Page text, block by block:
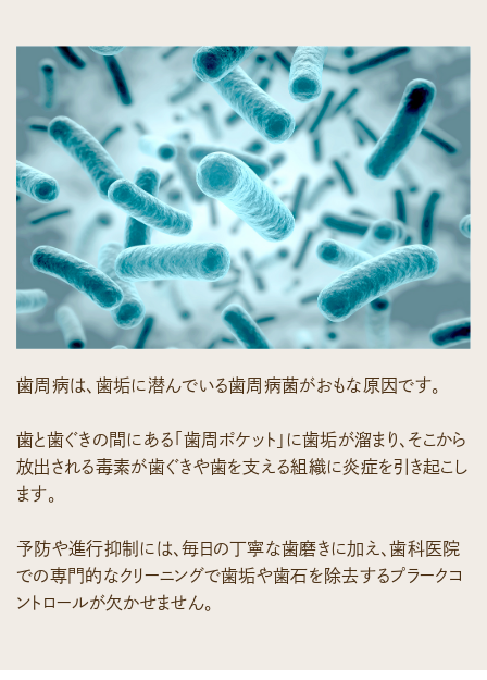
歯周病は、歯垢に潜んでいる歯周病菌がおもな原因です。
歯と歯ぐきの間にある「歯周ポケット」に歯垢が溜まり、そこから
放出される毒素が歯ぐきや歯を支える組織に炎症を引き起こし
ます。
予防や進行抑制には、毎日の丁寧な歯磨きに加え、歯科医院
での専門的なクリーニングで歯垢や歯石を除去するプラークコ
ントロールが欠かせません。